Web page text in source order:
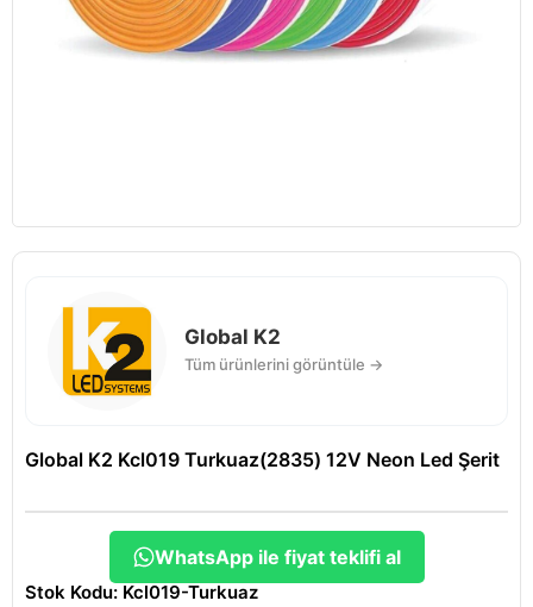
Global K2
Tüm ürünlerini görüntüle →
Global K2 Kcl019 Turkuaz(2835) 12V Neon Led Şerit
WhatsApp ile fiyat teklifi al
Stok Kodu: Kcl019-Turkuaz